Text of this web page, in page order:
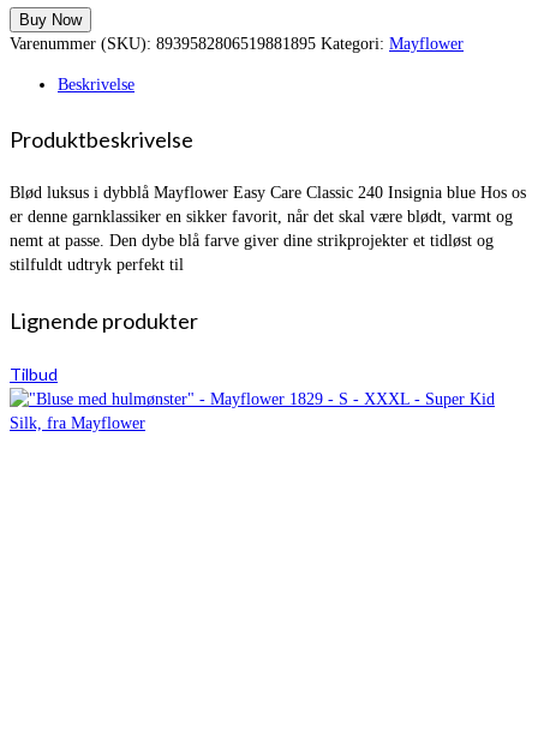
pris
var:
er:
Buy Now
Varenummer (SKU): 8939582806519881895 Kategori: Mayflower
Beskrivelse
Produktbeskrivelse
Blød luksus i dybblå Mayflower Easy Care Classic 240 Insignia blue Hos os
er denne garnklassiker en sikker favorit, når det skal være blødt, varmt og
nemt at passe. Den dybe blå farve giver dine strikprojekter et tidløst og
stilfuldt udtryk perfekt til
Lignende produkter
Tilbud